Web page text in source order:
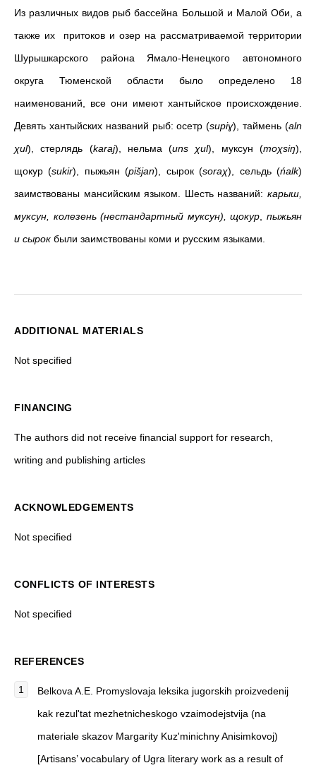
Из различных видов рыб бассейна Большой и Малой Оби, а
также их притоков и озер на рассматриваемой территории
Шурышкарского района Ямало-Ненецкого автономного
округа Тюменской области было определено 18
наименований, все они имеют хантыйское происхождение.
Девять хантыйских названий рыб: осетр (supiɣ), таймень (aln
χul), стерлядь (karaj), нельма (uns χul), муксун (moχsiŋ),
щокур (sukir), пыжьян (pišjan), сырок (soraχ), сельдь (ńalk)
заимствованы мансийским языком. Шесть названий: карыш,
муксун, колезень (нестандартный муксун), щокур ,пыжьян
и сырок были заимствованы коми и русским языками.
ADDITIONAL MATERIALS
Not specified
FINANCING
The authors did not receive financial support for research,
writing and publishing articles
ACKNOWLEDGEMENTS
Not specified
CONFLICTS OF INTERESTS
Not specified
REFERENCES
Belkova A.E. Promyslovaja leksika jugorskih proizvedenij
kak rezul'tat mezhetnicheskogo vzaimodejstvija (na
materiale skazov Margarity Kuz'minichny Anisimkovoj)
[Artisans’ vocabulary of Ugra literary work as a result of